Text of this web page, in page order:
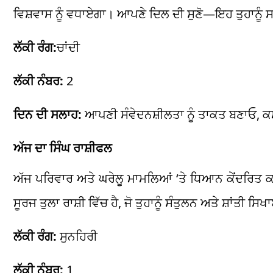
ਵਿਸ਼ਵਾਸ ਨੂੰ ਵਧਾਏਗਾ। ਆਪਣੇ ਦਿਲ ਦੀ ਸੁਣੋ—ਇਹ ਤੁਹਾਨੂੰ
ਲੱਕੀ ਰੰਗ:ਚਾਂਦੀ
ਲੱਕੀ ਨੰਬਰ: 2
ਦਿਨ ਦੀ ਸਲਾਹ:ਆਪਣੀ ਸੰਵੇਦਨਸ਼ੀਲਤਾ ਨੂੰ ਤਾਕਤ ਬਣਾਓ,
ਅੱਜ ਦਾ ਸਿੰਘ ਰਾਸ਼ੀਫਲ
ਅੱਜ ਪਰਿਵਾਰ ਅਤੇ ਘਰੇਲੂ ਮਾਮਲਿਆਂ ‘ਤੇ ਧਿਆਨ ਕੇਂਦਰਿਤ
ਸੂਰਜ ਤੁਲਾ ਰਾਸ਼ੀ ਵਿੱਚ ਹੈ, ਜੋ ਤੁਹਾਨੂੰ ਸੰਤੁਲਨ ਅਤੇ ਸ਼ਾਂਤੀ
ਲੱਕੀ ਰੰਗ:ਸੁਨਹਿਰੀ
ਲੱਕੀ ਨੰਬਰ: 1